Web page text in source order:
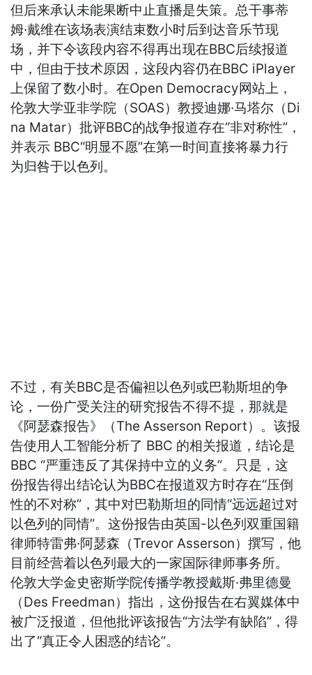
但后来承认未能果断中止直播是失策。总干事蒂
姆·戴维在该场表演结束数小时后到达音乐节现
场，并下令该段内容不得再出现在BBC后续报道
中，但由于技术原因，这段内容仍在BBC iPlayer
上保留了数小时。在Open Democracy网站上，
伦敦大学亚非学院（SOAS）教授迪娜·马塔尔（Di
na Matar）批评BBC的战争报道存在“非对称性”，
并表示 BBC“明显不愿”在第一时间直接将暴力行
为归咎于以色列。
不过，有关BBC是否偏袒以色列或巴勒斯坦的争
论，一份广受关注的研究报告不得不提，那就是
《阿瑟森报告》（The Asserson Report）。该报
告使用人工智能分析了 BBC 的相关报道，结论是
BBC “严重违反了其保持中立的义务”。只是，这
份报告得出结论认为BBC在报道双方时存在“压倒
性的不对称”，其中对巴勒斯坦的同情“远远超过对
以色列的同情”。这份报告由英国-以色列双重国籍
律师特雷弗·阿瑟森（Trevor Asserson）撰写，他
目前经营着以色列最大的一家国际律师事务所。
伦敦大学金史密斯学院传播学教授戴斯·弗里德曼
（Des Freedman）指出，这份报告在右翼媒体中
被广泛报道，但他批评该报告“方法学有缺陷”，得
出了“真正令人困惑的结论”。